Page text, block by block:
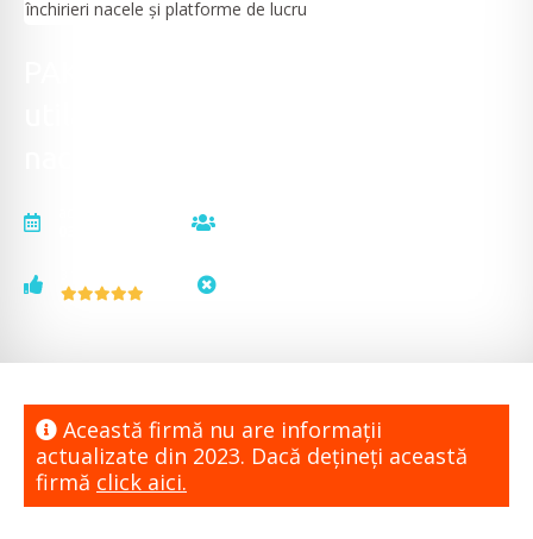
Această firmă nu are informaţii
actualizate din 2023. Dacă dețineți această
firmă click aici.